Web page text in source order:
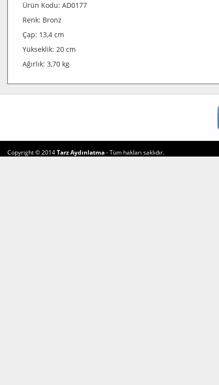
Ürün Kodu: AD0177
Renk: Bronz
Çap: 13,4 cm
Yükseklik: 20 cm
Ağırlık: 3,70 kg
Copyright © 2014Tarz Aydınlatma- Tüm hakları saklıdır.